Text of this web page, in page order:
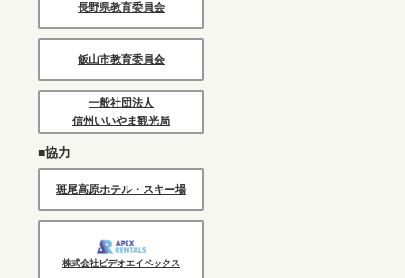
長野県教育委員会
飯山市教育委員会
一般社団法人
信州いいやま観光局
■協力
斑尾高原ホテル・スキー場
株式会社ビデオエイペックス